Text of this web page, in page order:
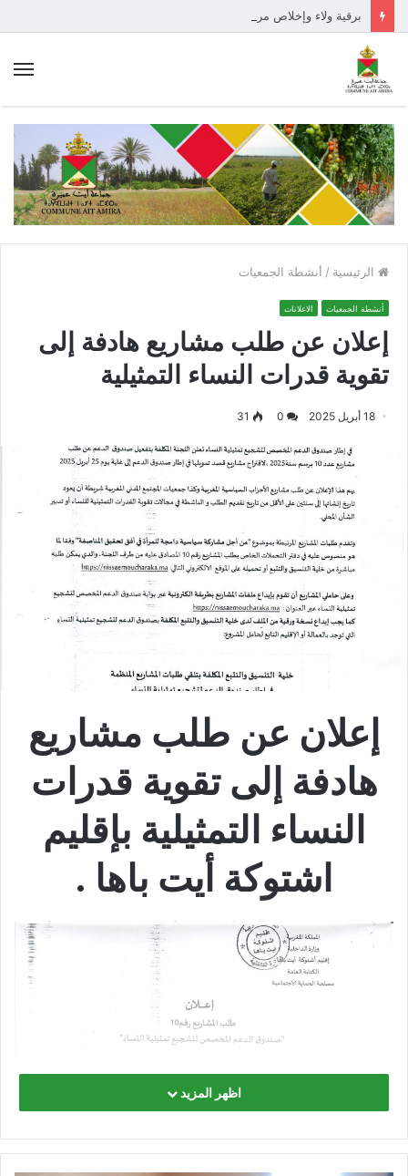
برقية ولاء وإخلاص مرفوعة إلى السدة العالية بالله
الرئيسية / أنشطة الجمعيات
أنشطة الجمعيات الاعلانات
إعلان عن طلب مشاريع هادفة إلى
تقوية قدرات النساء التمثيلية
18 أبريل 2025 0
31
إعلان عن طلب مشاريع
هادفة إلى تقوية قدرات
النساء التمثيلية بإقليم
اشتوكة أيت باها .
اظهر المزيد